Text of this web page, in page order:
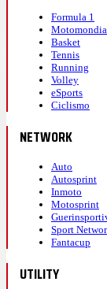
Formula 1
Basket
Tennis
Running
Volley
eSports
Ciclismo
NETWORK
Auto
Autosprint
Inmoto
Motosprint
Sport
Fantacup
UTILITY